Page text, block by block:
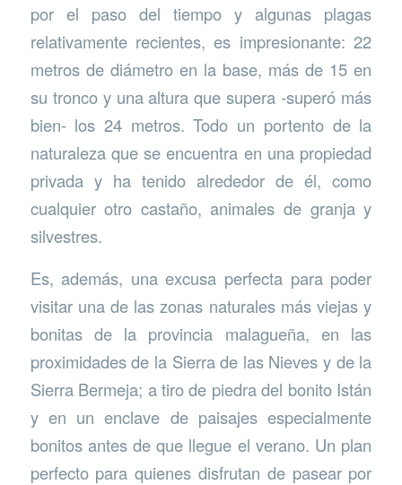
por el paso del tiempo y algunas plagas
relativamente recientes, es impresionante: 22
metros de diámetro en la base, más de 15 en
su tronco y una altura que supera -superó más
bien- los 24 metros. Todo un portento de la
naturaleza que se encuentra en una propiedad
privada y ha tenido alrededor de él, como
cualquier otro castaño, animales de granja y
silvestres.
Es, además, una excusa perfecta para poder
visitar una de las zonas naturales más viejas y
bonitas de la provincia malagueña, en las
proximidades de la Sierra de las Nieves y de la
Sierra Bermeja; a tiro de piedra del bonito Istán
y en un enclave de paisajes especialmente
bonitos antes de que llegue el verano. Un plan
perfecto para quienes disfrutan de pasear por